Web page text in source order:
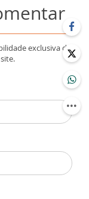
exclusiva de